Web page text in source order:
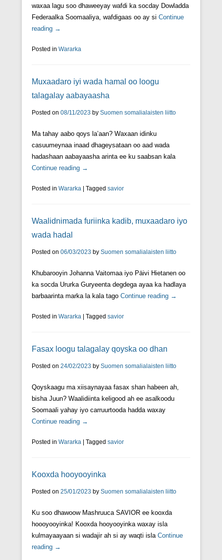
waxaa lagu soo dhaweeyay wafdi ka socday Dowladda
Federaalka Soomaaliya, wafdigaas oo ay si Continue
reading →
Posted in Wararka
Muxaadaro iyi wada hamal oo loogu
talagalay aabayaasha
Posted on 08/11/2023 by Suomen somalialaisten liitto
Ma tahay aabo qoys la’aan? Waxaan idinku
casuumeynaa inaad dhageysataan oo aad wada
hadashaan aabayaasha arinta ee ku saabsan kala
Continue reading →
Posted in Wararka Tagged savior
Waalidnimada furiinka kadib, muxaadaro iyo
wada hadal
Posted on 06/03/2023 by Suomen somalialaisten liitto
Khubarooyin Johanna Vaitomaa iyo Päivi Hietanen oo
ka socda Ururka Guryeenta degdega ayaa ka hadlaya
barbaarinta marka la kala tago Continue reading →
Posted in Wararka Tagged savior
Fasax loogu talagalay qoyska oo dhan
Posted on 24/02/2023 by Suomen somalialaisten liitto
Qoyskaagu ma xiisaynayaa fasax shan habeen ah,
bisha Juun? Waalidiinta keligood ah ee asalkoodu
Soomaali yahay iyo carruurtooda hadda waxay
Continue reading →
Posted in Wararka Tagged savior
Kooxda hooyooyinka
Posted on 25/01/2023 by Suomen somalialaisten liitto
Ku soo dhawoow Mashruuca SAVIOR ee kooxda
hoooyooyinka! Kooxda hooyooyinka waxay isla
kulmayaayaan si wadajir ah si ay waqti isla Continue
reading →